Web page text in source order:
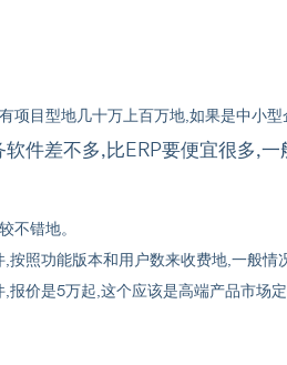
目型地几十万上百万地,如果是中小型
件差不多,比ERP要便宜很多,
不错地。
照功能版本和用户数来收费地,一般情
价是5万起,这个应该是高端产品市